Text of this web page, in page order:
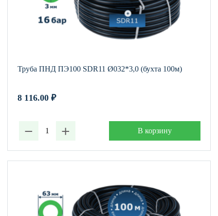
Труба ПНД ПЭ100 SDR11 Ø032*3,0 (бухта 100м)
8 116.00 ₽
− + В корзину